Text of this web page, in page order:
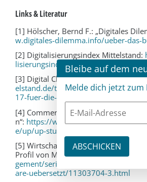
Links & Literatur
[1] Hölscher, Bernd F.: „Digitales
w.digitales-dilemma.info/ueber-das-
[2] Digitalisierungsindex Mittelstand:
lisierungsindex.de/studie/
[3] Digital Champions Award 2017:
elstand.de/trends/ratgeber/digital-
17-fuer-die-haufe-gruppe-39328
[4] Commerzbank-Studie:
n“: https://
e/up/up-studien/up-studie-14/
[5] WirtschaftsWoche: „Die
Profil von Managern“:http://
gement/serie-wirtschaftswelten-
are-uebersetzt/11303704-3.html
Bleibe auf dem
Melde dich jetzt zum